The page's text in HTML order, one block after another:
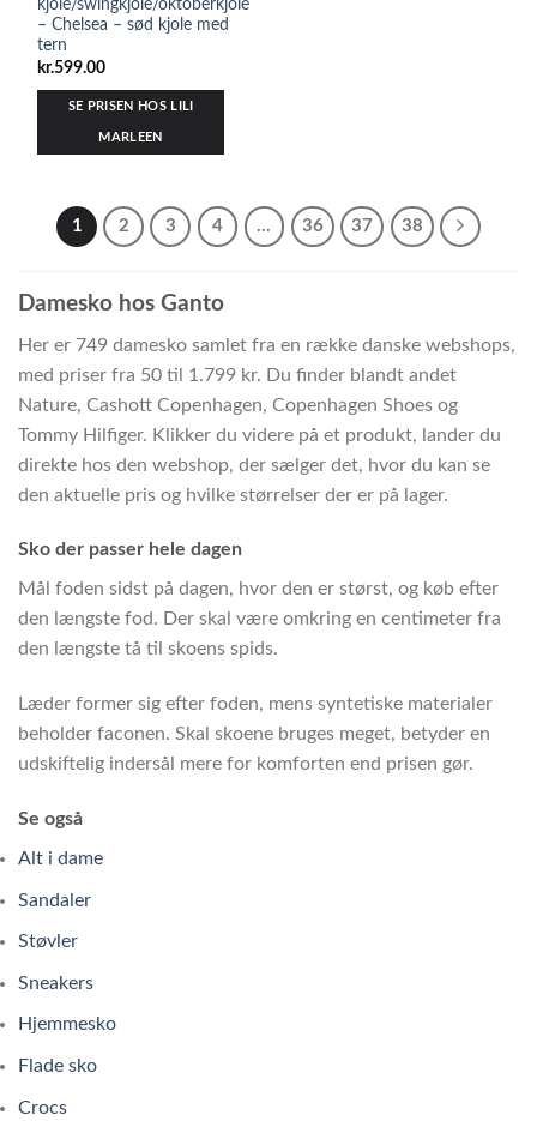
kjole/swingkjole/oktoberkjole
– Chelsea – sød kjole med
tern
kr.599.00
SE PRISEN HOS LILI
MARLEEN
1 2 3 4 … 36 37 38
Damesko hos Ganto
Her er 749 damesko samlet fra en række danske webshops,
med priser fra 50 til 1.799 kr. Du finder blandt andet
Nature, Cashott Copenhagen, Copenhagen Shoes og
Tommy Hilfiger. Klikker du videre på et produkt, lander du
direkte hos den webshop, der sælger det, hvor du kan se
den aktuelle pris og hvilke størrelser der er på lager.
Sko der passer hele dagen
Mål foden sidst på dagen, hvor den er størst, og køb efter
den længste fod. Der skal være omkring en centimeter fra
den længste tå til skoens spids.
Læder former sig efter foden, mens syntetiske materialer
beholder faconen. Skal skoene bruges meget, betyder en
udskiftelig indersål mere for komforten end prisen gør.
Se også
Alt i dame
Sandaler
Støvler
Sneakers
Hjemmesko
Flade sko
Crocs